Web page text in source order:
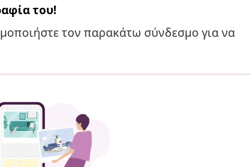
του!
τον παρακάτω σύνδεσμο για να